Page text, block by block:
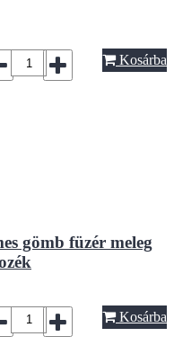
Kosárba
gömb füzér meleg
Kosárba